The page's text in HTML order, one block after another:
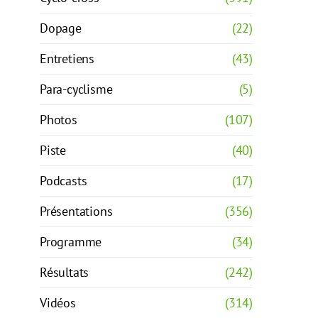
Dopage
(22)
Entretiens
(43)
Para-cyclisme
(5)
Photos
(107)
Piste
(40)
Podcasts
(17)
Présentations
(356)
Programme
(34)
Résultats
(242)
Vidéos
(314)